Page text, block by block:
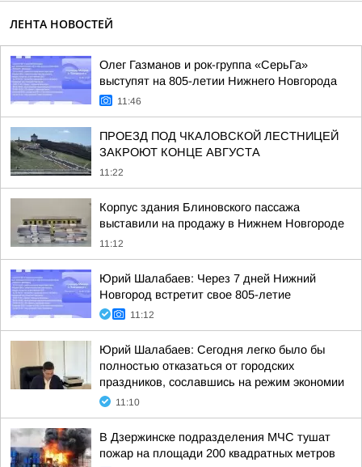
ЛЕНТА НОВОСТЕЙ
Олег Газманов и рок-группа «СерьГа»
выступят на 805-летии Нижнего Новгорода
11:46
ПРОЕЗД ПОД ЧКАЛОВСКОЙ ЛЕСТНИЦЕЙ
ЗАКРОЮТ КОНЦЕ АВГУСТА
11:22
Корпус здания Блиновского пассажа
выставили на продажу в Нижнем Новгороде
11:12
Юрий Шалабаев: Через 7 дней Нижний
Новгород встретит свое 805-летие
11:12
Юрий Шалабаев: Сегодня легко было бы
полностью отказаться от городских
праздников, сославшись на режим экономии
11:10
В Дзержинске подразделения МЧС тушат
пожар на площади 200 квадратных метров